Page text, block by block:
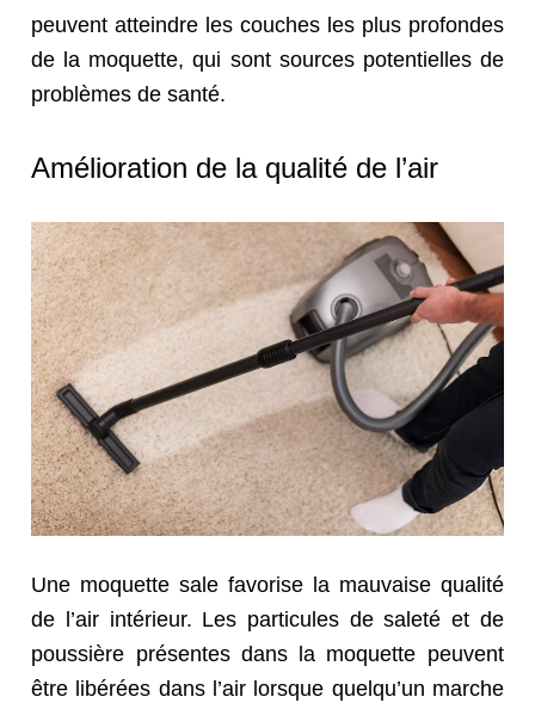
peuvent atteindre les couches les plus profondes
de la moquette, qui sont sources potentielles de
problèmes de santé.
Amélioration de la qualité de l’air
Une moquette sale favorise la mauvaise qualité
de l’air intérieur. Les particules de saleté et de
poussière présentes dans la moquette peuvent
être libérées dans l’air lorsque quelqu’un marche